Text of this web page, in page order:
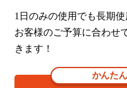
1日のみの使用でも長期
お客様のご予算に合わせ
きます！
かんた